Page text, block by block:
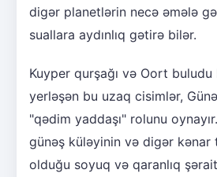
digər planetlərin necə əmələ
suallara aydınlıq gətirə bilər.
Kuyper qurşağı və Oort
yerləşən bu uzaq cisimlər,
"qədim yaddaşı" rolunu
günəş küləyinin və digər kənar
olduğu soyuq və qaranlıq